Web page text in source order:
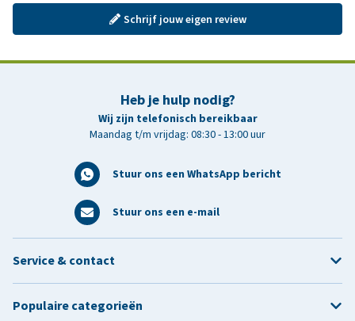
Schrijf jouw eigen review
Heb je hulp nodig?
Wij zijn telefonisch bereikbaar
Maandag t/m vrijdag: 08:30 - 13:00 uur
Stuur ons een WhatsApp bericht
Stuur ons een e-mail
Service & contact
Populaire categorieën